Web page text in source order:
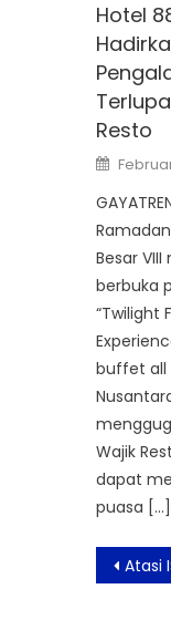
Hotel
Resto
Posted
on
Besar
berbuka
“Twilight
buffet all
Wajik
dapat
puasa […]
Post
Atasi